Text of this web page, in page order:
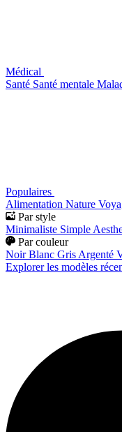
Médical
Santé Santé mentale
Populaires
Alimentation Nature
Par style
Minimaliste Simple
Par couleur
Noir Blanc Gris Argenté
Explorer les modèles